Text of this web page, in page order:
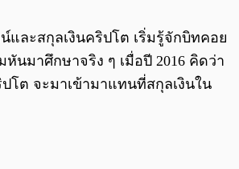
และสกุลเงินคริปโต เริ่มรู้จักบิทคอย
หันมาศึกษาจริง ๆ เมื่อปี 2016 คิดว่า
โต จะมาเข้ามาแทนที่สกุลเงินใน